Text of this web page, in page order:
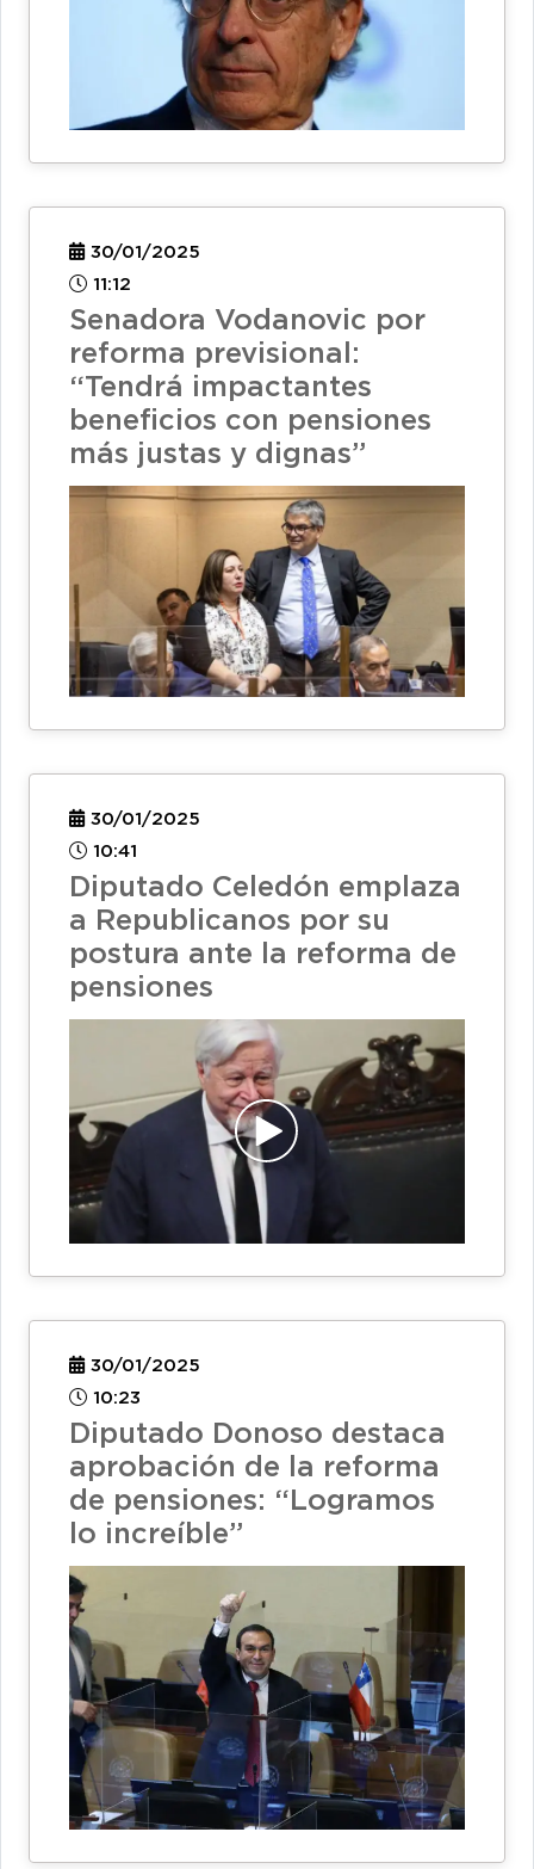
30/01/2025
11:12
Senadora Vodanovic por
reforma previsional:
“Tendrá impactantes
beneficios con pensiones
más justas y dignas”
30/01/2025
10:41
Diputado Celedón emplaza
a Republicanos por su
postura ante la reforma de
pensiones
30/01/2025
10:23
Diputado Donoso destaca
aprobación de la reforma
de pensiones: “Logramos
lo increíble”